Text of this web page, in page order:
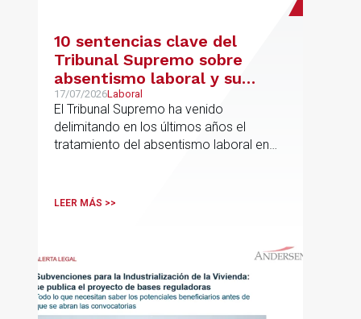
10 sentencias clave del
Tribunal Supremo sobre
absentismo laboral y su
incidencia en el salario
17/07/2026Laboral
El Tribunal Supremo ha venido
delimitando en los últimos años el
tratamiento del absentismo laboral en
asistencia, complementos de
LEER MÁS >>